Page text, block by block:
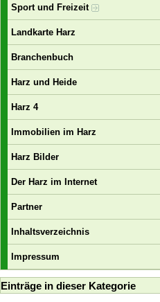
Sport und Freizeit
Landkarte Harz
Branchenbuch
Harz und Heide
Harz 4
Immobilien im Harz
Harz Bilder
Der Harz im Internet
Partner
Inhaltsverzeichnis
Impressum
Einträge in dieser Kategorie